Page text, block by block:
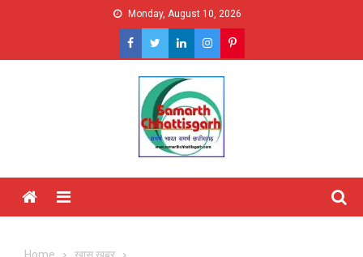
Monday, August 10, 2026
Menu